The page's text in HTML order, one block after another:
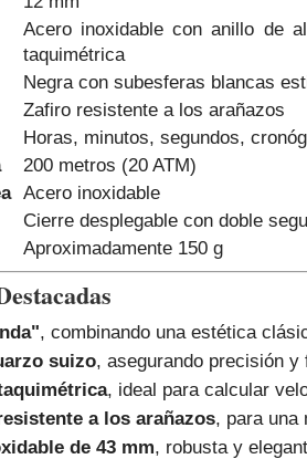
Acero inoxidable con anillo de
taquimétrica
Negra con subesferas blancas
Zafiro resistente a los arañazos
Horas, minutos, segundos,
200 metros (20 ATM)
Acero inoxidable
Cierre desplegable con doble
Aproximadamente 150 g
, combinando una estética
suizo, asegurando precisión y
, ideal para calcular
a los arañazos, para una
de 43 mm, robusta y